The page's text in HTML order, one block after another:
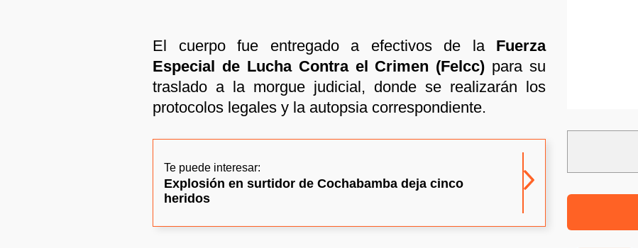
El cuerpo fue entregado a efectivos de la Fuerza
Especial de Lucha Contra el Crimen (Felcc) para su
traslado a la morgue judicial, donde se realizarán los
protocolos legales y la autopsia correspondiente.
Te puede interesar:
Explosión en surtidor de Cochabamba deja cinco
heridos